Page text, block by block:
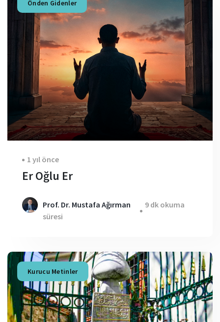
Önden Gidenler
1 yıl önce
Er Oğlu Er
Prof. Dr. Mustafa Ağırman
9 dk okuma
süresi
Kurucu Metinler